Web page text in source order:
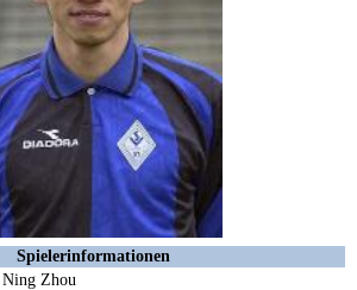
Spielerinformationen
Ning Zhou